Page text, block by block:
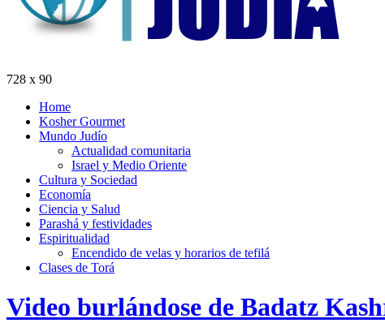
728 x 90
Home
Kosher Gourmet
Mundo Judío
Actualidad comunitaria
Israel y Medio Oriente
Cultura y Sociedad
Economía
Ciencia y Salud
Parashá y festividades
Espiritualidad
Encendido de velas y horarios de tefilá
Clases de Torá
Video burlándose de Badatz